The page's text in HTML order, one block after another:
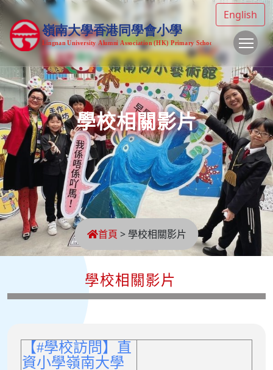
English
學校相關影片
首頁 > 學校相關影片
學校相關影片
【#學校訪問】直
資小學嶺南大學